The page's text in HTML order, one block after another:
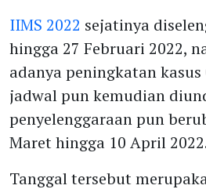
IIMS 2022 sejatinya
hingga 27 Februari 2022,
adanya peningkatan
jadwal pun kemudian
penyelenggaraan pun
Maret hingga 10 April
Tanggal tersebut